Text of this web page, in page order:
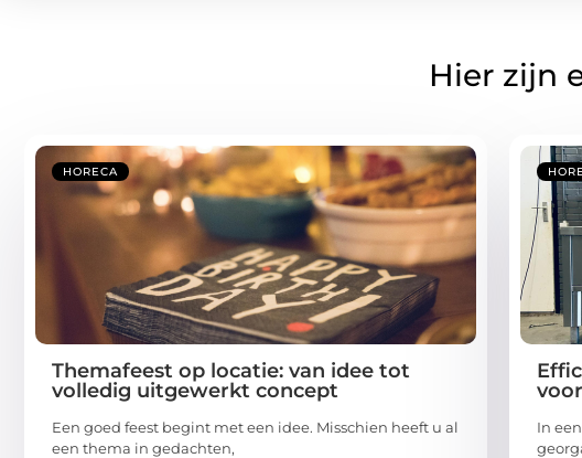
Hier zijn
HORECA
Themafeest op locatie: van idee tot
volledig uitgewerkt concept
Een goed feest begint met een idee. Misschien heeft u al
een thema in gedachten,
In